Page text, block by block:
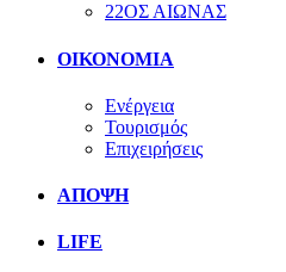
22ΟΣ ΑΙΩΝΑΣ
ΟΙΚΟΝΟΜΙΑ
Ενέργεια
Τουρισμός
Επιχειρήσεις
ΑΠΟΨΗ
LIFE